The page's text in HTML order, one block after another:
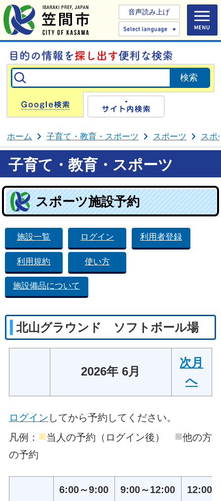
音声読み上げ
Select
Google検索
ホーム 子育て・教育・スポーツ スポーツ スポ
子育て・教育・スポーツ
スポーツ施設予約
施設一覧 ログイン 利用者登録
利用規約 使い方
施設備品について
北山グラウンド ソフトボール場
2026年 6月
次月
へ
ログイン してから予約してください。
凡例： ■当人の予約（ログイン後） ■他の方
の予約
6:00～9:00 9:00～12:00 12:00